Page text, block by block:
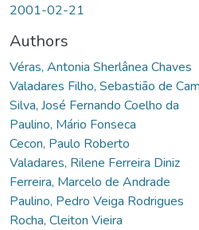
2001-02-21
Authors
Véras, Antonia Sherlânea Chaves
Valadares Filho, Sebastião de
Silva, José Fernando Coelho da
Paulino, Mário Fonseca
Cecon, Paulo Roberto
Valadares, Rilene Ferreira Diniz
Ferreira, Marcelo de Andrade
Paulino, Pedro Veiga Rodrigues
Rocha, Cleiton Vieira